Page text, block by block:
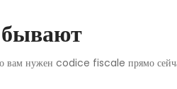
бывают
вам нужен codice fiscale прямо